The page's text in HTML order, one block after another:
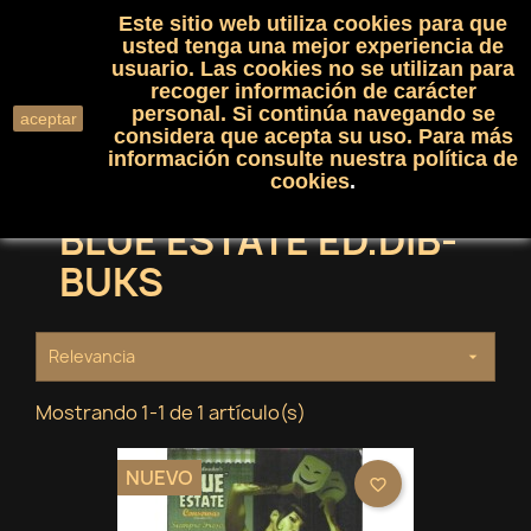
shopping_cart(0)

search
BLUE ESTATE ED.DIB-
BUKS
Relevancia 
Mostrando 1-1 de 1 artículo(s)
NUEVO favorite_border
aceptar
Este sitio web utiliza cookies para que
usted tenga una mejor experiencia de
usuario. Las cookies no se utilizan para
recoger información de carácter
personal. Si continúa navegando se
considera que acepta su uso. Para más
información consulte nuestra política de
cookies.